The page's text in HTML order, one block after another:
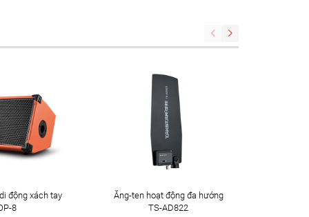
động xách tay
8
Ăng-ten hoạt động đa hướng
TS-AD822